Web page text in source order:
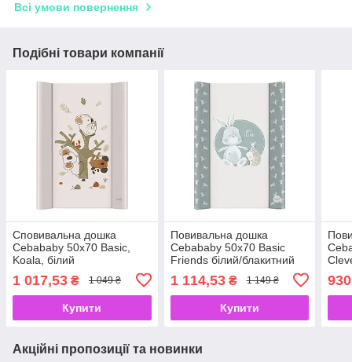
Всі умови повернення
Подібні товари компанії
Сповивальна дошка
Cebababy 50x70 Basic,
Koala, білий
1 017,53 ₴ 1 049 ₴
Купити
Повивальна дошка
Cebababy 50x70 Basic
Friends білий/блакитний
1 114,53₴ 1 149 ₴
Купити
Акційні пропозиції та новинки